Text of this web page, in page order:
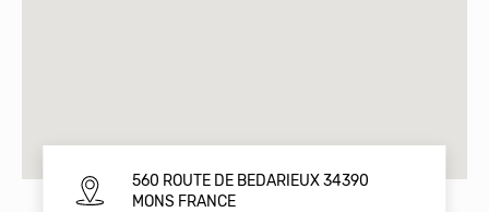
560 ROUTE DE BEDARIEUX 34390
MONS FRANCE